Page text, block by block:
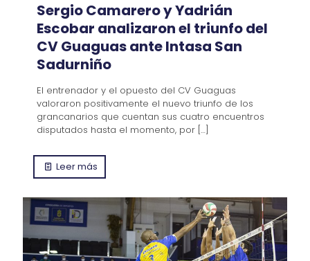
Sergio Camarero y Yadrián
Escobar analizaron el triunfo del
CV Guaguas ante Intasa San
Sadurniño
El entrenador y el opuesto del CV Guaguas
valoraron positivamente el nuevo triunfo de los
grancanarios que cuentan sus cuatro encuentros
disputados hasta el momento, por […]
Leer más